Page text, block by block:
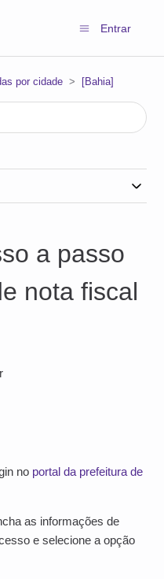
Entrar
por cidade [Bahia]
a passo
nota fiscal
no portal da prefeitura de
as informações de
e selecione a opção